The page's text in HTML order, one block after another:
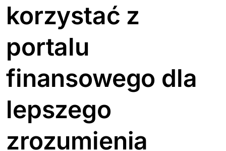
korzystać z
portalu
finansowego dla
lepszego
zrozumienia